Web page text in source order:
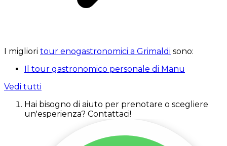
I migliori tour enogastronomici a Grimaldi sono:
Il tour gastronomico personale di Manu
Vedi tutti
Hai bisogno di aiuto per prenotare o scegliere
un'esperienza? Contattaci!